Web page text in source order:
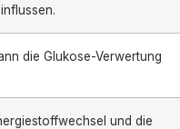
die Glukose-Verwertung
und die